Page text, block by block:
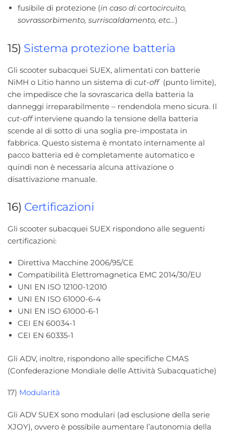
fusibile di protezione (in caso di cortocircuito,
sovrassorbimento, surriscaldamento, etc…)
15) Sistema protezione batteria
Gli scooter subacquei SUEX, alimentati con batterie
NiMH o Litio hanno un sistema di cut-off(punto limite),
che impedisce che la sovrascarica della batteria la
danneggi irreparabilmente – rendendola meno sicura. Il
cut-offinterviene quando la tensione della batteria
scende al di sotto di una soglia pre-impostata in
fabbrica. Questo sistema è montato internamente al
pacco batteria ed è completamente automatico e
quindi non è necessaria alcuna attivazione o
disattivazione manuale.
16) Certificazioni
Gli scooter subacquei SUEX rispondono alle seguenti
certificazioni:
Direttiva Macchine 2006/95/CE
Compatibilità Elettromagnetica EMC 2014/30/EU
UNI EN ISO 12100-1:2010
UNI EN ISO 61000-6-4
UNI EN ISO 61000-6-1
CEI EN 60034-1
CEI EN 60335-1
Gli ADV, inoltre, rispondono alle specifiche CMAS
(Confederazione Mondiale delle Attività Subacquatiche)
17) Modularità
Gli ADV SUEX sono modulari (ad esclusione della serie
XJOY), ovvero è possibile aumentare l’autonomia della